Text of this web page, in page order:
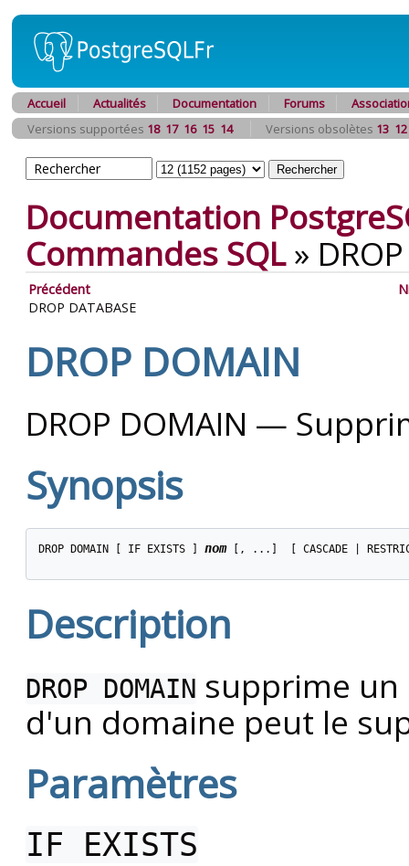
Accueil Actualités Documentation Forums
Versions supportées 18 17 16 15 14 Versions obsolètes 13 12
Documentation
Commandes SQL»
Précédent
DROP DATABASE
DROP DOMAIN
DROP DOMAIN —
Synopsis
DROP DOMAIN [ IF EXISTS ] nom [, ...]  [ CASCADE |
Description
DROP DOMAIN supprime un
d'un domaine peut le
Paramètres
IF EXISTS